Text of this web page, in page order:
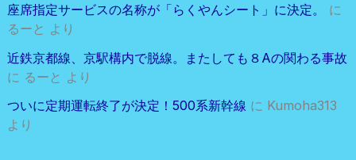
座席指定サービスの名称が「らくやんシート」に決定。
に
るーと より
近鉄京都線、京駅構内で脱線。またしても８Aの関わる事故
に るーと より
ついに定期運転終了が決定！500系新幹線 に Kumoha313
より